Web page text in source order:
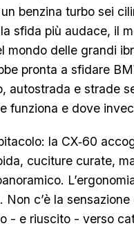
benzina turbo sei
sfida più audace, il
mondo delle grandi
pronta a sfidare
autostrada e strade
funziona e dove
la CX‑60
cuciture curate,
Non c’è la
- e riuscito - verso